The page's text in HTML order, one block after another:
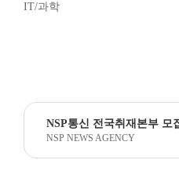
IT/과학
NSP통신 전국취재본부 모
NSP NEWS AGENCY